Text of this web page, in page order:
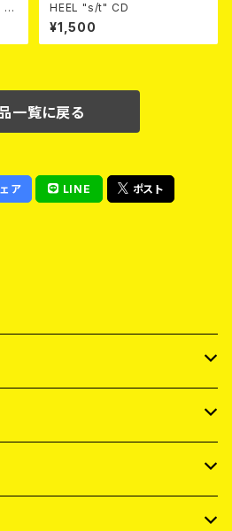
O
HEEL "s/t" CD
¥1,500
一覧に戻る
ア LINE ポスト